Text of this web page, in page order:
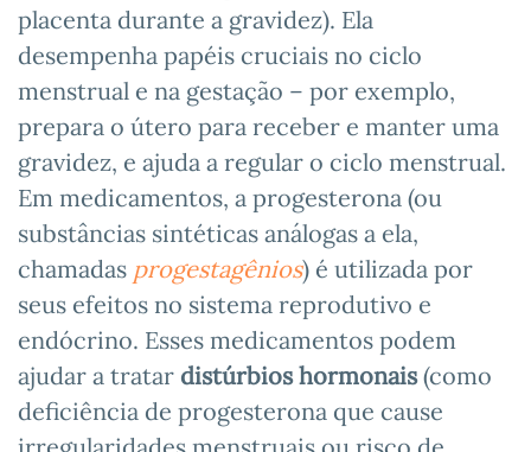
placenta durante a gravidez). Ela
desempenha papéis cruciais no ciclo
menstrual e na gestação – por exemplo,
prepara o útero para receber e manter uma
gravidez, e ajuda a regular o ciclo menstrual.
Em medicamentos, a progesterona (ou
substâncias sintéticas análogas a ela,
chamadas progestagênios) é utilizada por
seus efeitos no sistema reprodutivo e
endócrino. Esses medicamentos podem
ajudar a tratar distúrbios hormonais(como
deficiência de progesterona que cause